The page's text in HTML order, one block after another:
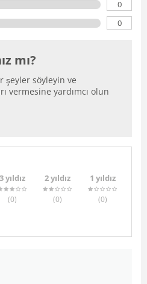
0
0
mı?
şeyler söyleyin ve
vermesine yardımcı olun
3 yıldız
(0)
2 yıldız
(0)
1 yıldız
(0)